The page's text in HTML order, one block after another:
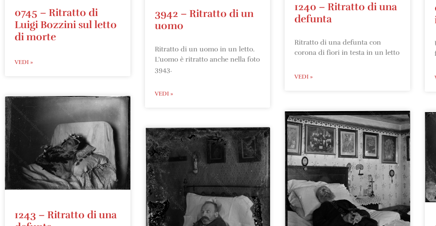
0745 – Ritratto di
Luigi Bozzini sul letto
di morte
VEDI »
3942 – Ritratto di un
uomo
Ritratto di un uomo in un letto.
L’uomo è ritratto anche nella foto
3943.
VEDI »
1240 – Ritratto di una
defunta
Ritratto di una defunta con
corona di fiori in testa in un letto
VEDI »
1243 – Ritratto di una